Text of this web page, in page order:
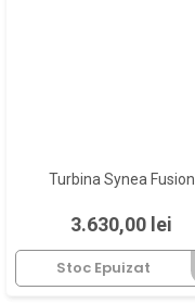
Turbina Synea Fusion
Pret
3.630,00 lei
Stoc Epuizat